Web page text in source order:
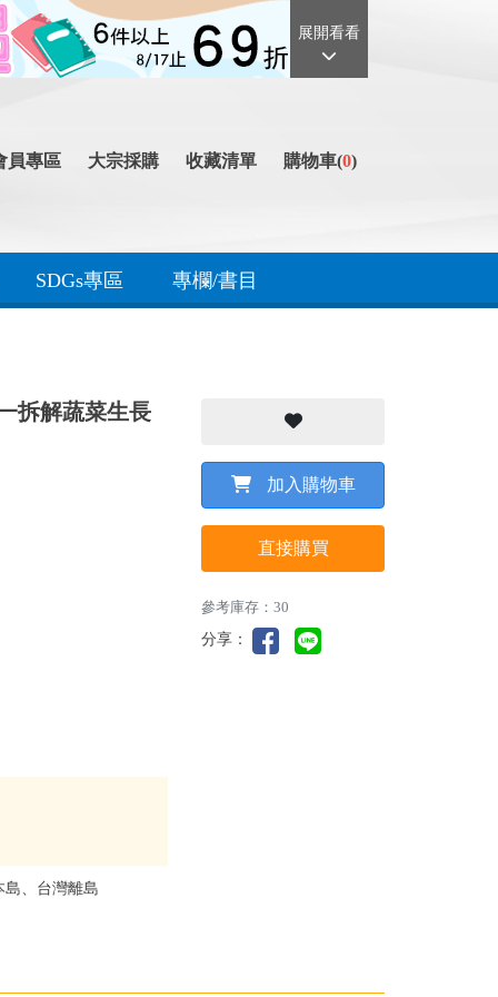
展開看看
員專區 大宗採購 收藏清單 購物車(0)
SDGs專區 專欄/書目
拆解蔬菜生長
島、台灣離島
加入購物車
直接購買
參考庫存：30
分享：